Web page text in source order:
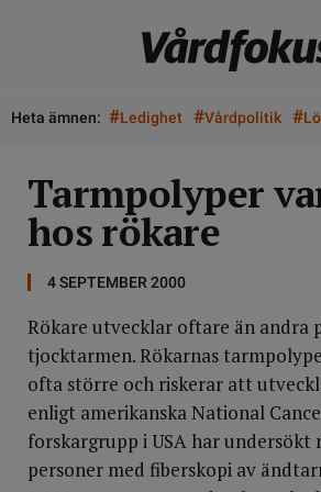
Heta ämnen: #Ledighet #Vårdpolitik #
Tarmpolyper
hos rökare
4 SEPTEMBER 2000
Rökare utvecklar oftare än andra
tjocktarmen. Rökarnas
ofta större och riskerar att
enligt amerikanska National
forskargrupp i USA har undersökt
personer med fiberskopi av